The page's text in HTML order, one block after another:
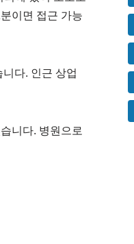
이면 접근 가능
다. 인근 상업
니다. 병원으로